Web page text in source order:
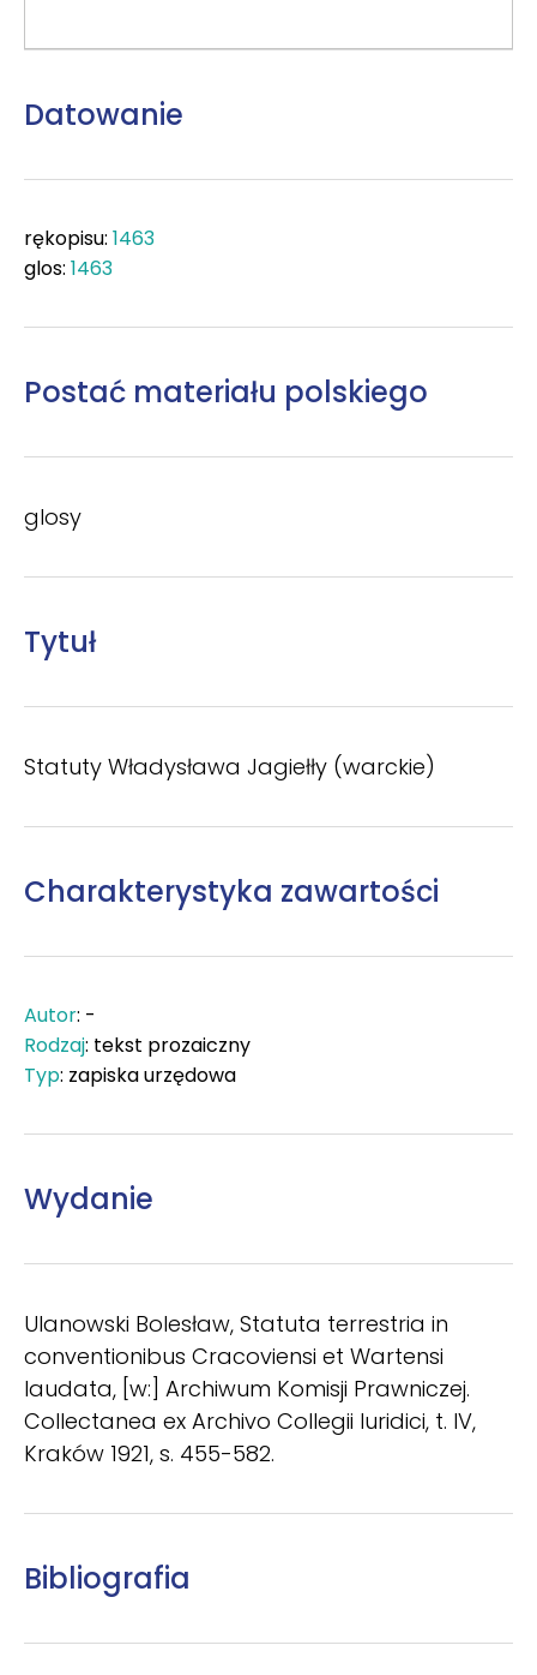
Datowanie
rękopisu: 1463
glos: 1463
Postać materiału polskiego
glosy
Tytuł
Statuty Władysława Jagiełły (warckie)
Charakterystyka zawartości
Autor: -
Rodzaj: tekst prozaiczny
Typ: zapiska urzędowa
Wydanie
Ulanowski Bolesław, Statuta terrestria in
conventionibus Cracoviensi et Wartensi
laudata, [w:] Archiwum Komisji Prawniczej.
Collectanea ex Archivo Collegii Iuridici, t. IV,
Kraków 1921, s. 455-582.
Bibliografia